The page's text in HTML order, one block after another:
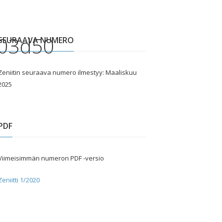
NUMERO
seuraava numero ilmestyy: Maaliskuu
numeron PDF -versio
1/2020